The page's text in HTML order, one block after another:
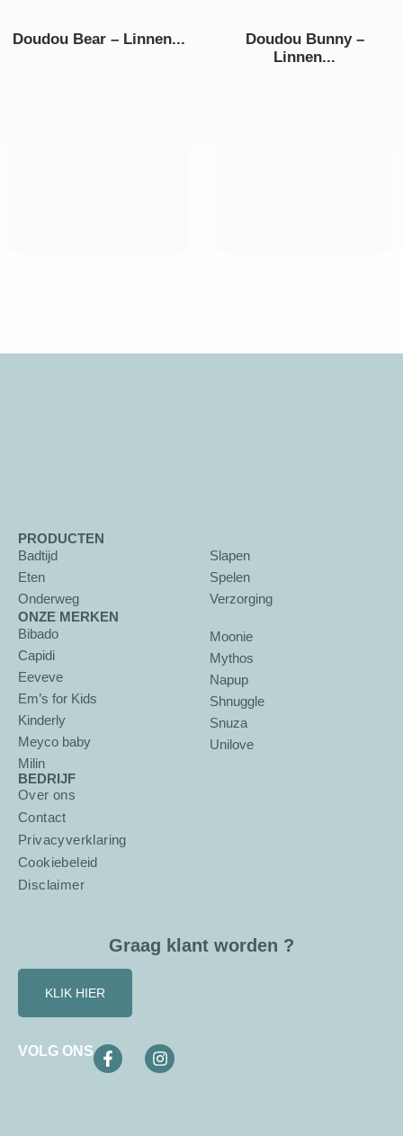
Doudou Bear – Linnen...
Doudou Bunny –
Linnen...
PRODUCTEN
Badtijd
Eten
Onderweg
Slapen
Spelen
Verzorging
ONZE MERKEN
Bibado
Capidi
Eeveve
Em’s for Kids
Kinderly
Meyco baby
Milin
Moonie
Mythos
Napup
Shnuggle
Snuza
Unilove
BEDRIJF
Over ons
Contact
Privacyverklaring
Cookiebeleid
Disclaimer
Graag klant worden ?
KLIK HIER
VOLG ONS